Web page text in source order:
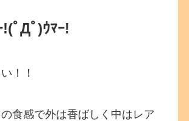
!(ﾟДﾟ)ｳﾏｰ!
！！
食感で外は香ばしく中はレア